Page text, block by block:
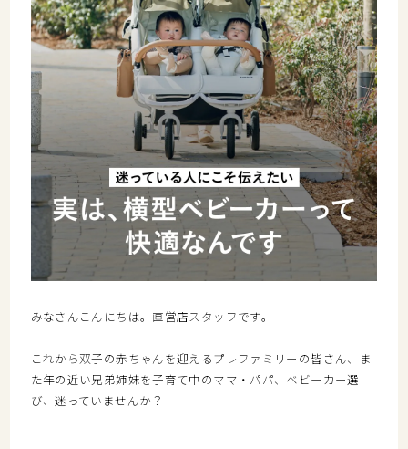
みなさんこんにちは。直営店スタッフです。
これから双子の赤ちゃんを迎えるプレファミリーの皆さん、ま
た年の近い兄弟姉妹を子育て中のママ・パパ、 ベビーカー選
び、迷っていませんか？